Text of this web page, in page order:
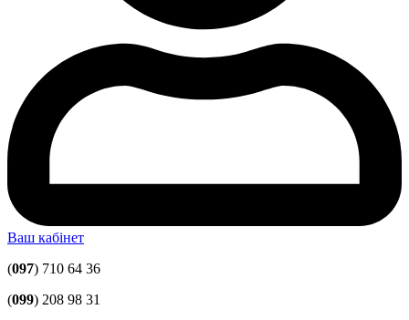
Ваш кабінет
(097) 710 64 36
(099) 208 98 31